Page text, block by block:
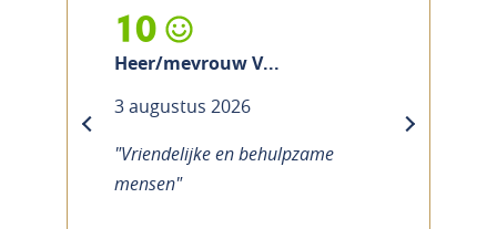
10
Heer/mevrouw V...
3 augustus 2026
"Vriendelijke en behulpzame
mensen"
next